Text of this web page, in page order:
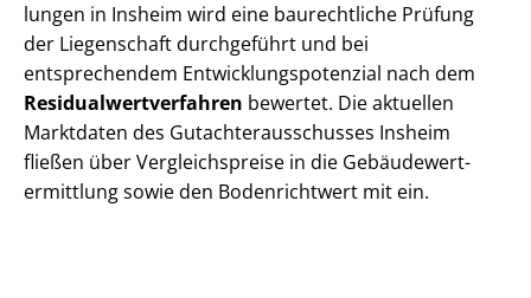
lun­gen in Insheim wird eine baurechtliche Prüfung
der Liegenschaft durchgeführt und bei
entsprechendem Ent­wick­lungs­po­ten­zi­al nach dem
Re­si­du­al­wert­ver­fah­ren bewertet. Die aktuellen
Marktdaten des Gut­ach­ter­aus­schus­ses Insheim
fließen über Ver­gleichs­prei­se in die Ge­bäu­de­wert­
ermitt­lung sowie den Bodenrichtwert mit ein.